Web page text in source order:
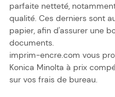
parfaite netteté,
qualité. Ces derniers sont
papier, afin d'assurer une
documents.
imprim-encre.com vous
Konica Minolta à prix
sur vos frais de bureau.